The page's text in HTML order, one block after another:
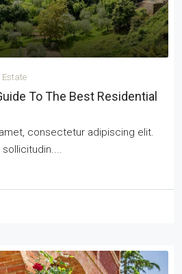
Estate
To The Best Residential
consectetur adipiscing elit.